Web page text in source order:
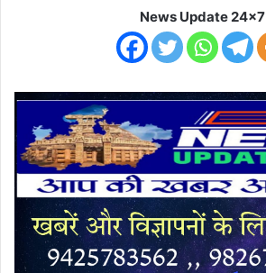
News Update 24x7